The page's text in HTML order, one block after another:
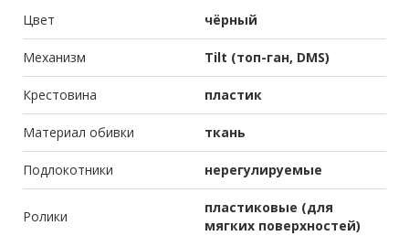
Цвет чёрный
Механизм Tilt (топ-ган, DMS)
Крестовина пластик
Материал обивки ткань
Подлокотники нерегулируемые
Ролики
пластиковые (для
мягких поверхностей)